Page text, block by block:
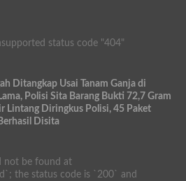
status code "404"
Ditangkap Usai Tanam Ganja di
Polisi Sita Barang Bukti 72,7 Gram
Lintang Diringkus Polisi, 45 Paket
Disita
not be found at
the status code is `200` and